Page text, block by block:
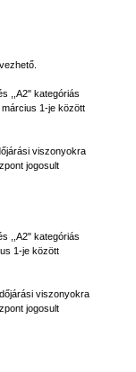
,,A2" kategóriás
1-je között
viszonyokra
jogosult
,,A2" kategóriás
1-je között
viszonyokra
jogosult